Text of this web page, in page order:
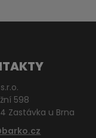
598
Zastávka u Brna